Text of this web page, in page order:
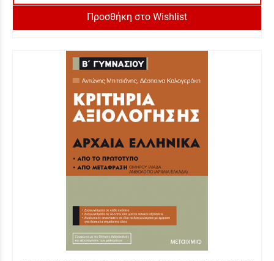
Προσθήκη στο Wishlist